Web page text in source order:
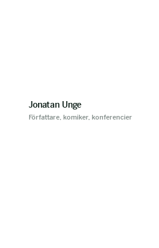
Jonatan Unge
Författare, komiker, konferencier